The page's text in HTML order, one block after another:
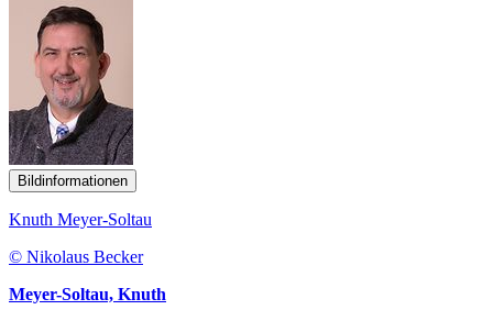
Bildinformationen
Knuth Meyer-Soltau
© Nikolaus Becker
Meyer-Soltau, Knuth